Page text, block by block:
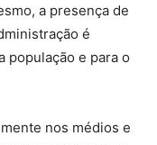
a presença de
é
população e para o
nos médios e